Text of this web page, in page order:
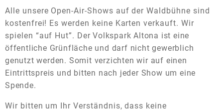
Alle unsere Open-Air-Shows auf der Waldbühne sind
kostenfrei! Es werden keine Karten verkauft. Wir
spielen “auf Hut”. Der Volkspark Altona ist eine
öffentliche Grünfläche und darf nicht gewerblich
genutzt werden. Somit verzichten wir auf einen
Eintrittspreis und bitten nach jeder Show um eine
Spende.
Wir bitten um Ihr Verständnis, dass keine